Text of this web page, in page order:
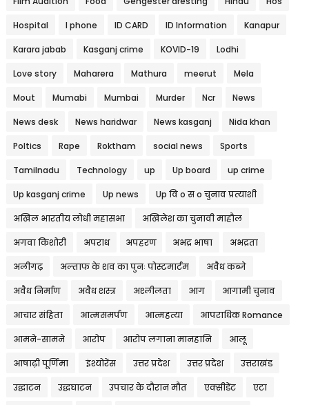
Hospital I phone ID CARD ID Information Kanapur
Karara jabab Kasganj crime KOVID-19 Lodhi
Love story Maharera Mathura meerut Mela
Mout Mumabi Mumbai Murder Ncr News
News desk News haridwar News kasganj Nida khan
Poltics Rape Roktham social news Sports
Tamilnadu Technology up Up board up crime
Up kasganj crime Up news Up वि o स o चुनाव प्रत्याशी
अखिल भारतीय लोधी महासभा अखिलेश का चुनावी माहौल
अगवा किशोरी अपराध अपहरण अभद्र भाषा अभद्रता
अलीगढ़ अल्ताफ के शव का पुनः पोस्टमार्टम अवैध कब्जे
अवैध निर्माण अवैध शस्त्र अश्लीलता आग आगामी चुनाव
आचार संहिता आत्मसमर्पण आत्महत्या आपराधिक Romance
आमने-सामने आरोप आरोप लगाना मानहानि आलू
आषाढ़ी पूर्णिमा इंश्योरेंस उत्तर प्रदेश उत्तर प्रदेश उत्तराखंड
उद्घाटन उद्धघाटन उपचार के दौरान मौत एक्सीडेंट एटा